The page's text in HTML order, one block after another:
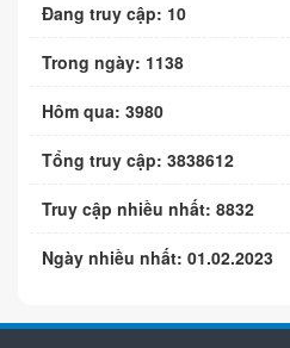
Đang truy cập: 10
Trong ngày: 1138
Hôm qua: 3980
Tổng truy cập: 3838612
Truy cập nhiều nhất: 8832
Ngày nhiều nhất: 01.02.2023